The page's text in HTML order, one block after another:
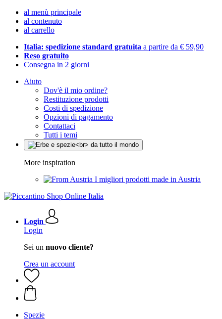
al menù principale
al contenuto
al carrello
Italia: spedizione standard gratuita a partire da € 59,90
Reso gratuito
Consegna in 2 giorni
Aiuto
Dov'è il mio ordine?
Restituzione prodotti
Costi di spedizione
Opzioni di pagamento
Contattaci
Tutti i temi
More inspiration
I migliori prodotti made in Austria
Login
Login
Sei un nuovo cliente?
Crea un account
Spezie